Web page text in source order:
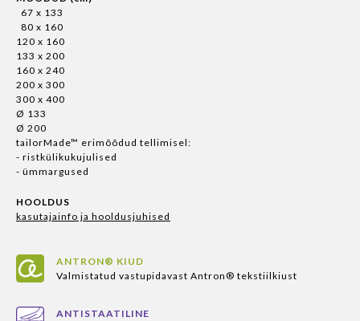
67 x 133
80 x 160
120 x 160
133 x 200
160 x 240
200 x 300
300 x 400
Ø 133
Ø 200
tailorMade™ erimõõdud tellimisel:
- ristkülikukujulised
- ümmargused
HOOLDUS
kasutajainfo ja hooldusjuhised
ANTRON® KIUD
Valmistatud vastupidavast Antron® tekstiilkiust
ANTISTAATILINE